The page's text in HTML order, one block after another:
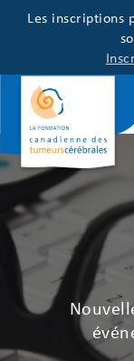
Les inscriptions